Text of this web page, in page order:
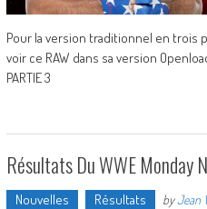
Pour la version traditionnel en trois
voir ce RAW dans sa version
PARTIE 3
Résultats Du WWE Monday
Nouvelles Résultats byJean